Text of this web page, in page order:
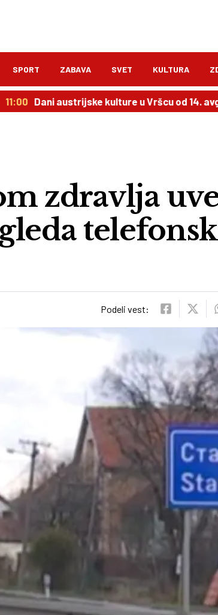
SPORT ZABAVA SVET KULTURA
austrijske kulture u Vršcu od 14. avgusta
zdravlja
Podeli vest: